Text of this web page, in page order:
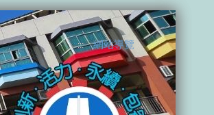
::: 網站導覽